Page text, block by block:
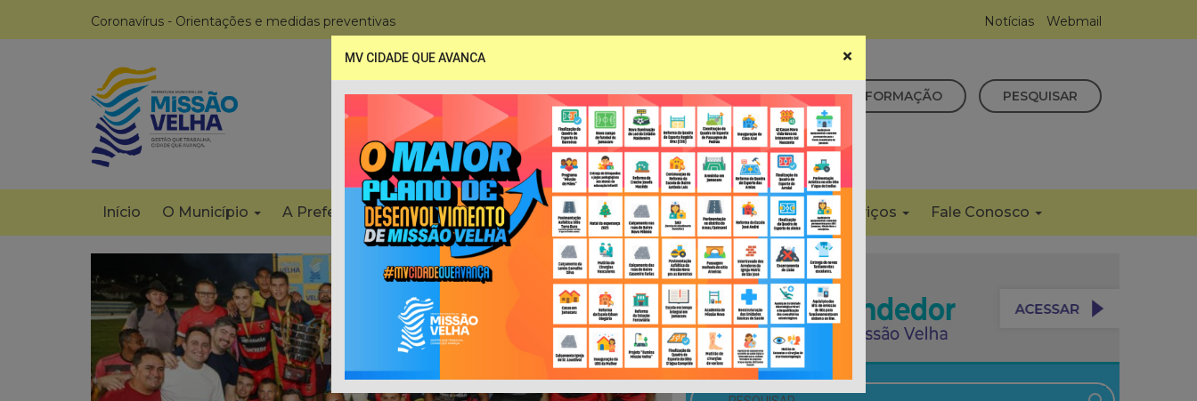
Coronavírus - Orientações e medidas preventivas Notícias Webmail
PORTAL DA TRANSPARÊNCIA ACESSO À INFORMAÇÃO PESQUISAR
Início O Município A Prefeitura Secretarias Publicações LRF e Contas Públicas Serviços Fale Conosco
×
MV CIDADE QUE AVANCA